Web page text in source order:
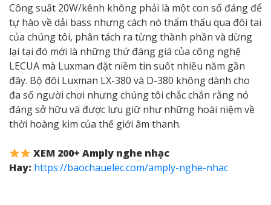
Công suất 20W/kênh không phải là một con số đáng để
tự hào về dải bass nhưng cách nó thẩm thấu qua đôi tai
của chúng tôi, phân tách ra từng thành phần và dừng
lại tại đó mới là những thứ đáng giá của công nghệ
LECUA mà Luxman đặt niềm tin suốt nhiều năm gần
đây. Bộ đôi Luxman LX-380 và D-380 không dành cho
đa số người chơi nhưng chúng tôi chắc chắn rằng nó
đáng sở hữu và được lưu giữ như những hoài niệm về
thời hoàng kim của thế giới âm thanh.
XEM 200+ Amply nghe nhạc
Hay: https://baochauelec.com/amply-nghe-nhac